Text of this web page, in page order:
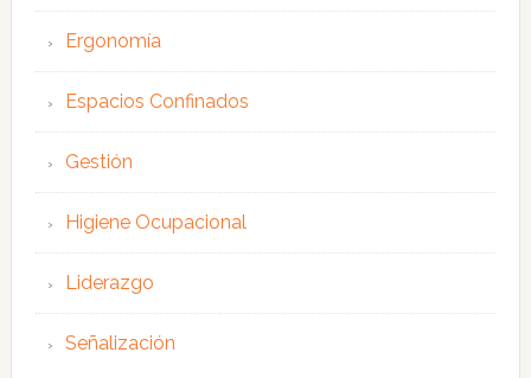
Ergonomía
Espacios Confinados
Gestión
Higiene Ocupacional
Liderazgo
Señalización